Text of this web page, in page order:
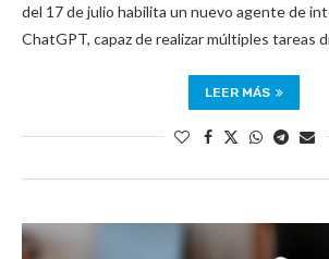
del 17 de julio habilita un nuevo agente de
ChatGPT, capaz de realizar múltiples tareas
LEER MÁS